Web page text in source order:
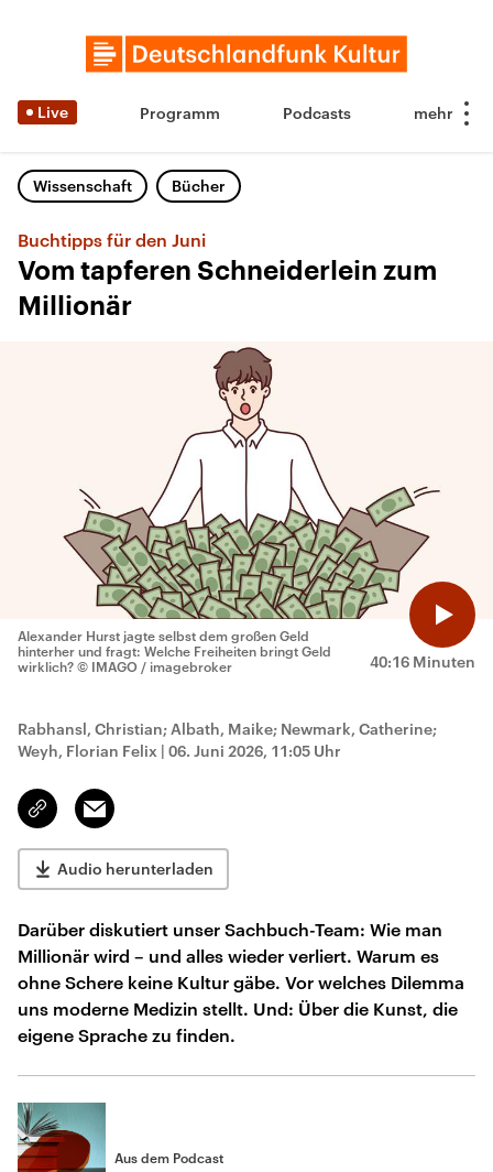
Live Programm Podcasts
Wissenschaft Bücher
Buchtipps für den Juni
Vom tapferen Schneiderlein zum
Millionär
40:16 Minuten
Alexander Hurst jagte selbst dem großen Geld
hinterher und fragt: Welche Freiheiten bringt Geld
wirklich? © IMAGO / imagebroker
Rabhansl, Christian; Albath, Maike; Newmark, Catherine;
Weyh, Florian Felix | 06. Juni 2026, 11:05 Uhr
Link
kopieren/teilen
Email
Audio herunterladen
Darüber diskutiert unser Sachbuch-Team: Wie man
Millionär wird – und alles wieder verliert. Warum es
ohne Schere keine Kultur gäbe. Vor welches Dilemma
uns moderne Medizin stellt. Und: Über die Kunst, die
eigene Sprache zu finden.
Aus dem Podcast